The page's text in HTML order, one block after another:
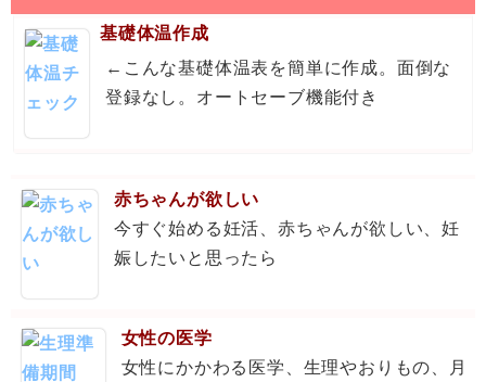
基礎体温作成
←こんな基礎体温表を簡単に作成。面倒な
登録なし。オートセーブ機能付き
赤ちゃんが欲しい
今すぐ始める妊活、赤ちゃんが欲しい、妊
娠したいと思ったら
女性の医学
女性にかかわる医学、生理やおりもの、月